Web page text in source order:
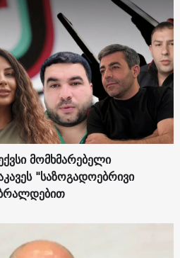
მომხმარებელი
"საზოგადოებრივი